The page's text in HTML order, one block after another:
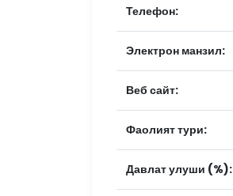
Телефон:
Электрон манзил:
Веб сайт:
Фаолият тури:
Давлат улуши (%):